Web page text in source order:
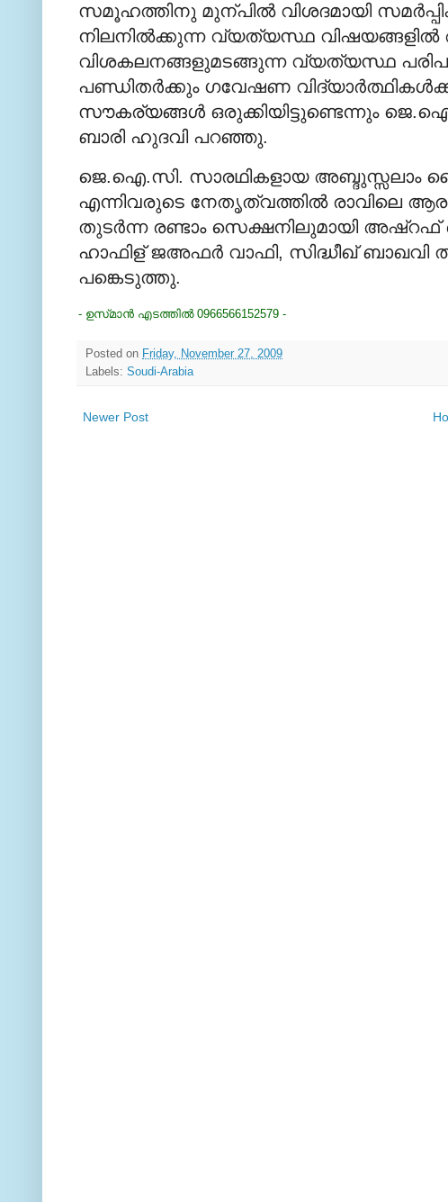
സമൂഹത്തിനു മുന്പില്‍ വിശദമായി
നിലനില്‍ക്കുന്ന വ്യത്യസ്ഥ
വിശകലനങ്ങളുമടങ്ങുന്ന വ്യത്യസ്ഥ
പണ്ഡിതര്‍ക്കും ഗവേഷണ
സൗകര്യങ്ങള്‍ ഒരുക്കിയിട്ടുണ്ടെന്നും
ബാരി ഹുദവി പറഞ്ഞു.
ജെ.ഐ.സി. സാരഥികളായ അബ്ദുസ്സലാം
എന്നിവരുടെ നേതൃത്വത്തില്‍ രാവിലെ
തുടര്‍ന്ന രണ്ടാം സെക്ഷനിലുമായി
ഹാഫിള് ജഅഫര്‍ വാഫി, സിദ്ധീഖ് ബാഖവി
പങ്കെടുത്തു.
- ഉസ്‍മാന്‍ എടത്തില്‍ 0966566152579 -
Posted on Friday, November 27, 2009
Labels: Soudi-Arabia
Newer Post